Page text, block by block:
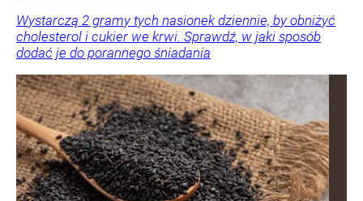
Wystarczą 2 gramy tych nasionek dziennie, by obniżyć
cholesterol i cukier we krwi. Sprawdź, w jaki sposób
dodać je do porannego śniadania